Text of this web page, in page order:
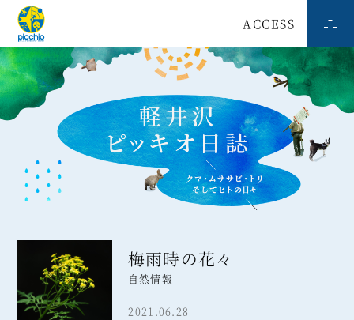
ACCESS
梅雨時の花々
自然情報
2021.06.28